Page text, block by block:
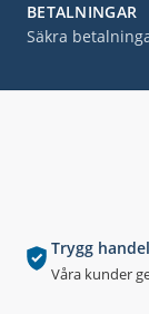
Trygg
Våra kunder
BETALNINGAR
Säkra